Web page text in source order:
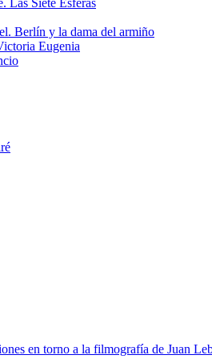
Las Siete Esferas
Berlín y la dama del armiño
Eugenia
en torno a la filmografía de Juan